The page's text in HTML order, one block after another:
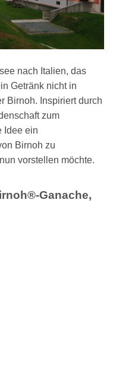
nach Italien, das
Getränk nicht in
Birnoh. Inspiriert durch
zum
Idee ein
Birnoh zu
vorstellen möchte.
Ganache,